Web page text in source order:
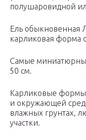
полушаровидной
Ель обыкновенная
карликовая форма
Самые
50 см.
Карликовые формы
и окружающей
влажных грунтах,
участки.